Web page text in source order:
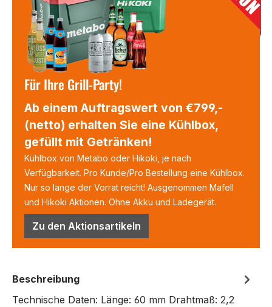
Für Ihre Grill-Party!
Ab einem Auftragswert von €799,-
(netto) erhalten Sie eine Kühlbox,
gefüllt mit Getränken!
Kühlbox von Metabo oder Hikoki, je nach
Verfügbarkeit. Pro Kunde/Pro Bestellung eine Kühlbox.
Nur so lange der Vorrat reicht! Ausgenommen Mafell
und Hikoki Aktionen. Ohne Akku und Ladegerät.
Zu den Aktionsartikeln
Beschreibung
Technische Daten: Länge: 60 mm Drahtmaß: 2,2